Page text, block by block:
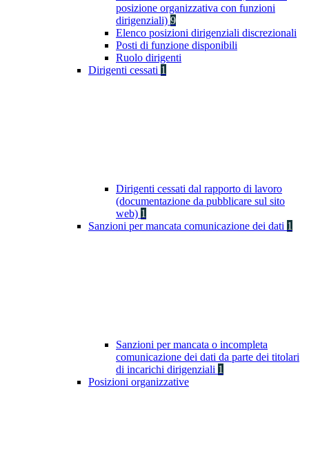
posizione organizzativa con funzioni
dirigenziali) 9
Elenco posizioni dirigenziali discrezionali
Posti di funzione disponibili
Ruolo dirigenti
Dirigenti cessati 1
Dirigenti cessati dal rapporto di lavoro
(documentazione da pubblicare sul sito
web) 1
Sanzioni per mancata comunicazione dei dati 1
Sanzioni per mancata o incompleta
comunicazione dei dati da parte dei titolari
di incarichi dirigenziali 1
Posizioni organizzative